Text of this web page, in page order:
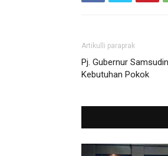
Artikulli paraprak
Pj. Gubernur
Kebutuhan Pokok